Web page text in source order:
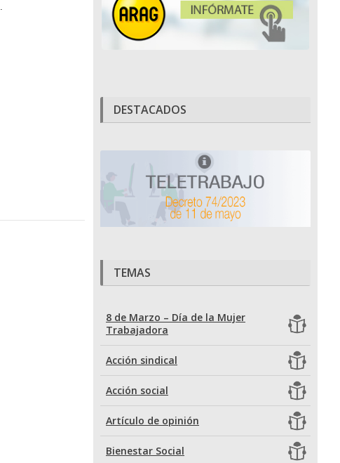
DESTACADOS
TEMAS
8 de Marzo – Día de la Mujer
Trabajadora
Acción sindical
Acción social
Artículo de opinión
Bienestar Social